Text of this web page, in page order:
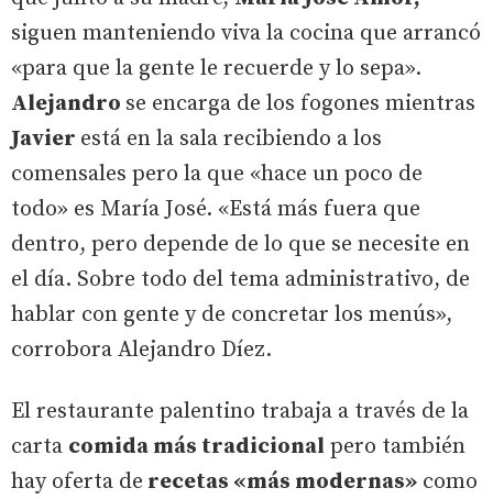
siguen manteniendo viva la cocina que arrancó
«para que la gente le recuerde y lo sepa».
Alejandro se encarga de los fogones mientras
Javier está en la sala recibiendo a los
comensales pero la que «hace un poco de
todo» es María José. «Está más fuera que
dentro, pero depende de lo que se necesite en
el día. Sobre todo del tema administrativo, de
hablar con gente y de concretar los menús»,
corrobora Alejandro Díez.
El restaurante palentino trabaja a través de la
carta comida más tradicional pero también
hay oferta de recetas «más modernas» como